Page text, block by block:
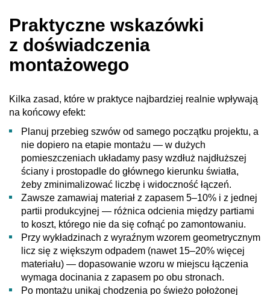
Praktyczne wskazówki
z doświadczenia
montażowego
Kilka zasad, które w praktyce najbardziej realnie wpływają
na końcowy efekt:
Planuj przebieg szwów od samego początku projektu, a
nie dopiero na etapie montażu — w dużych
pomieszczeniach układamy pasy wzdłuż najdłuższej
ściany i prostopadle do głównego kierunku światła,
żeby zminimalizować liczbę i widoczność łączeń.
Zawsze zamawiaj materiał z zapasem 5–10% i z jednej
partii produkcyjnej — różnica odcienia między partiami
to koszt, którego nie da się cofnąć po zamontowaniu.
Przy wykładzinach z wyraźnym wzorem geometrycznym
licz się z większym odpadem (nawet 15–20% więcej
materiału) — dopasowanie wzoru w miejscu łączenia
wymaga docinania z zapasem po obu stronach.
Po montażu unikaj chodzenia po świeżo położonej